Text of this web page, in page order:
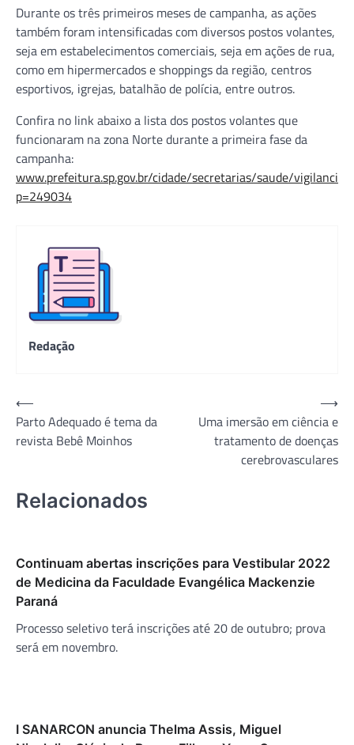
Durante os três primeiros meses de campanha, as ações
também foram intensificadas com diversos postos volantes,
seja em estabelecimentos comerciais, seja em ações de rua,
como em hipermercados e shoppings da região, centros
esportivos, igrejas, batalhão de polícia, entre outros.
Confira no link abaixo a lista dos postos volantes que
funcionaram na zona Norte durante a primeira fase da
campanha:
www.prefeitura.sp.gov.br/cidade/secretarias/saude/
p=249034
Redação
Navegação
de
Post
⟵
Parto Adequado é tema da
revista Bebê Moinhos
Uma imersão em ciência e
tratamento de doenças
cerebrovasculares
⟶
Relacionados
Continuam abertas inscrições para Vestibular 2022
de Medicina da Faculdade Evangélica Mackenzie
Paraná
Processo seletivo terá inscrições até 20 de outubro; prova
será em novembro.
I SANARCON anuncia Thelma Assis, Miguel